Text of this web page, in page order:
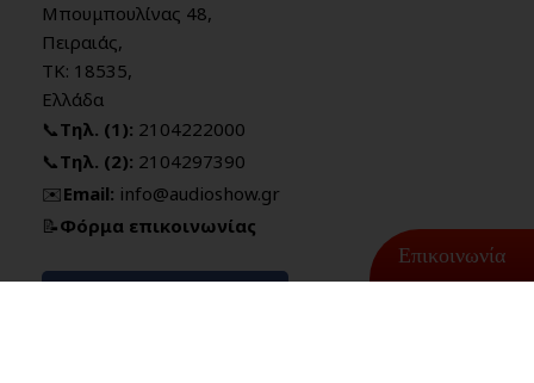
Επικοινωνία
Μπουμπουλίνας 48,
Πειραιάς,
ΤΚ: 18535,
Ελλάδα
📞Τηλ. (1): 2104222000
📞Τηλ. (2): 2104297390
✉️Email: info@audioshow.gr
📝Φόρμα επικοινωνίας